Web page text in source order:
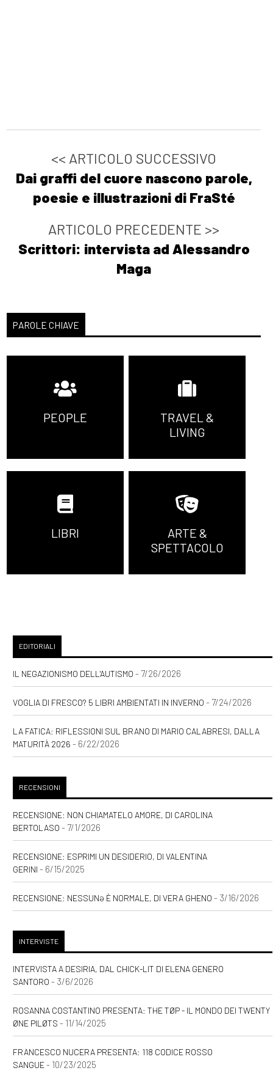
<< ARTICOLO SUCCESSIVO
Dai graffi del cuore nascono parole,
poesie e illustrazioni di FraSté
ARTICOLO PRECEDENTE >>
Scrittori: intervista ad Alessandro
Maga
PAROLE CHIAVE
PEOPLE
TRAVEL &
LIVING
LIBRI
ARTE &
SPETTACOLO
EDITORIALI
IL NEGAZIONISMO DELL'AUTISMO - 7/26/2026
VOGLIA DI FRESCO? 5 LIBRI AMBIENTATI IN INVERNO - 7/24/2026
LA FATICA: RIFLESSIONI SUL BRANO DI MARIO CALABRESI, DALLA
MATURITÀ 2026 - 6/22/2026
RECENSIONI
RECENSIONE: NON CHIAMATELO AMORE, DI CAROLINA
BERTOLASO - 7/1/2026
RECENSIONE: ESPRIMI UN DESIDERIO, DI VALENTINA
GERINI - 6/15/2025
RECENSIONE: NESSUNƏ È NORMALE, DI VERA GHENO - 3/16/2026
INTERVISTE
INTERVISTA A DESIRIA, DAL CHICK-LIT DI ELENA GENERO
SANTORO - 3/6/2026
ROSANNA COSTANTINO PRESENTA: THE TØP - IL MONDO DEI TWENTY
ØNE PILØTS - 11/14/2025
FRANCESCO NUCERA PRESENTA: 118 CODICE ROSSO
SANGUE- 10/23/2025